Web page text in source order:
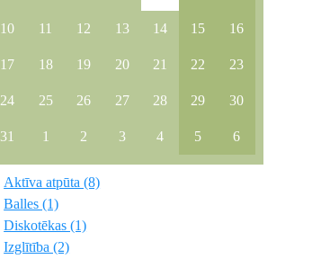
10 11 12 13 14 15 16
17 18 19 20 21 22 23
24 25 26 27 28 29 30
31 1 2 3 4 5 6
Aktīva atpūta (8)
Balles (1)
Diskotēkas (1)
Izglītība (2)